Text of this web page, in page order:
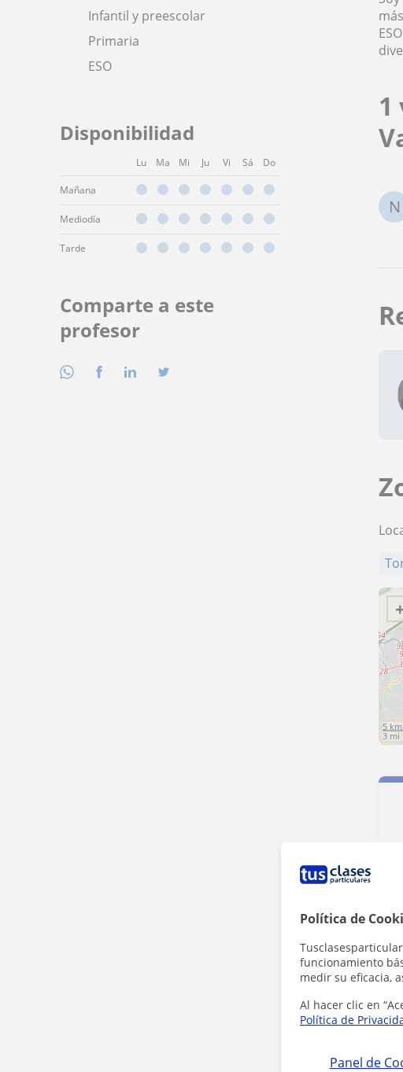
Política de
funcionamiento
medir su eficacia,
Al hacer clic en
Política de
Panel de
Infantil y preescolar
Primaria
ESO
Disponibilidad
Lu Ma Mi Ju Vi Sá Do
Mañana
Mediodía
Tarde
Comparte a este
profesor
1
N
5 km
3 mi